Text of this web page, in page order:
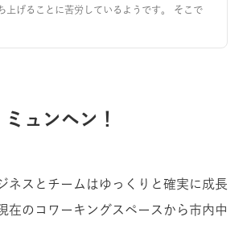
上げることに苦労しているようです。 そこで
ュンヘン！
ネスとチームはゆっくりと確実に成長
在のコワーキングスペースから市内中